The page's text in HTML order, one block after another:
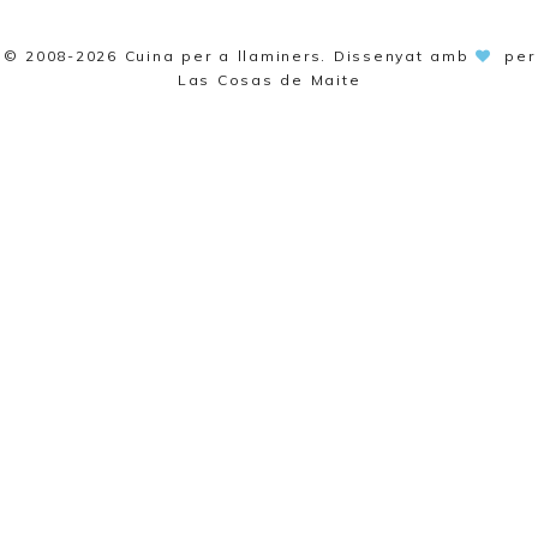
© 2008-2026 Cuina per a llaminers . Dissenyat amb
per
Las Cosas de Maite